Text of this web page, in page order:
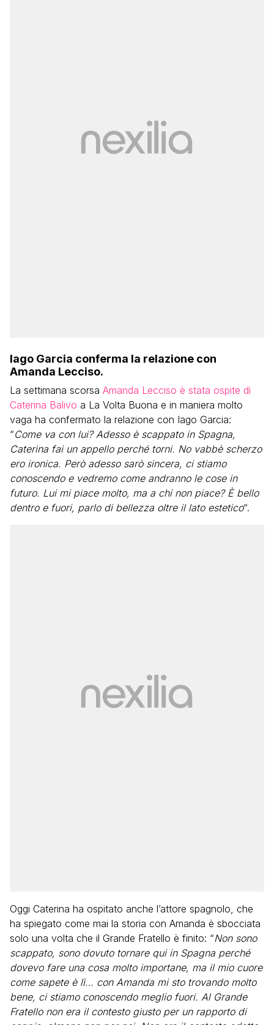
Iago Garcia conferma la relazione con
Amanda Lecciso.
La settimana scorsa Amanda Lecciso è stata ospite di
Caterina Balivo a La Volta Buona e in maniera molto
vaga ha confermato la relazione con Iago Garcia:
“Come va con lui? Adesso è scappato in Spagna,
Caterina fai un appello perché torni. No vabbè scherzo
ero ironica. Però adesso sarò sincera, ci stiamo
conoscendo e vedremo come andranno le cose in
futuro. Lui mi piace molto, ma a chi non piace? È bello
dentro e fuori, parlo di bellezza oltre il lato estetico“.
Oggi Caterina ha ospitato anche l’attore spagnolo, che
ha spiegato come mai la storia con Amanda è sbocciata
solo una volta che il Grande Fratello è finito: “Non sono
scappato, sono dovuto tornare qui in Spagna perché
dovevo fare una cosa molto importane, ma il mio cuore
come sapete è lì… con Amanda mi sto trovando molto
bene, ci stiamo conoscendo meglio fuori. Al Grande
Fratello non era il contesto giusto per un rapporto di